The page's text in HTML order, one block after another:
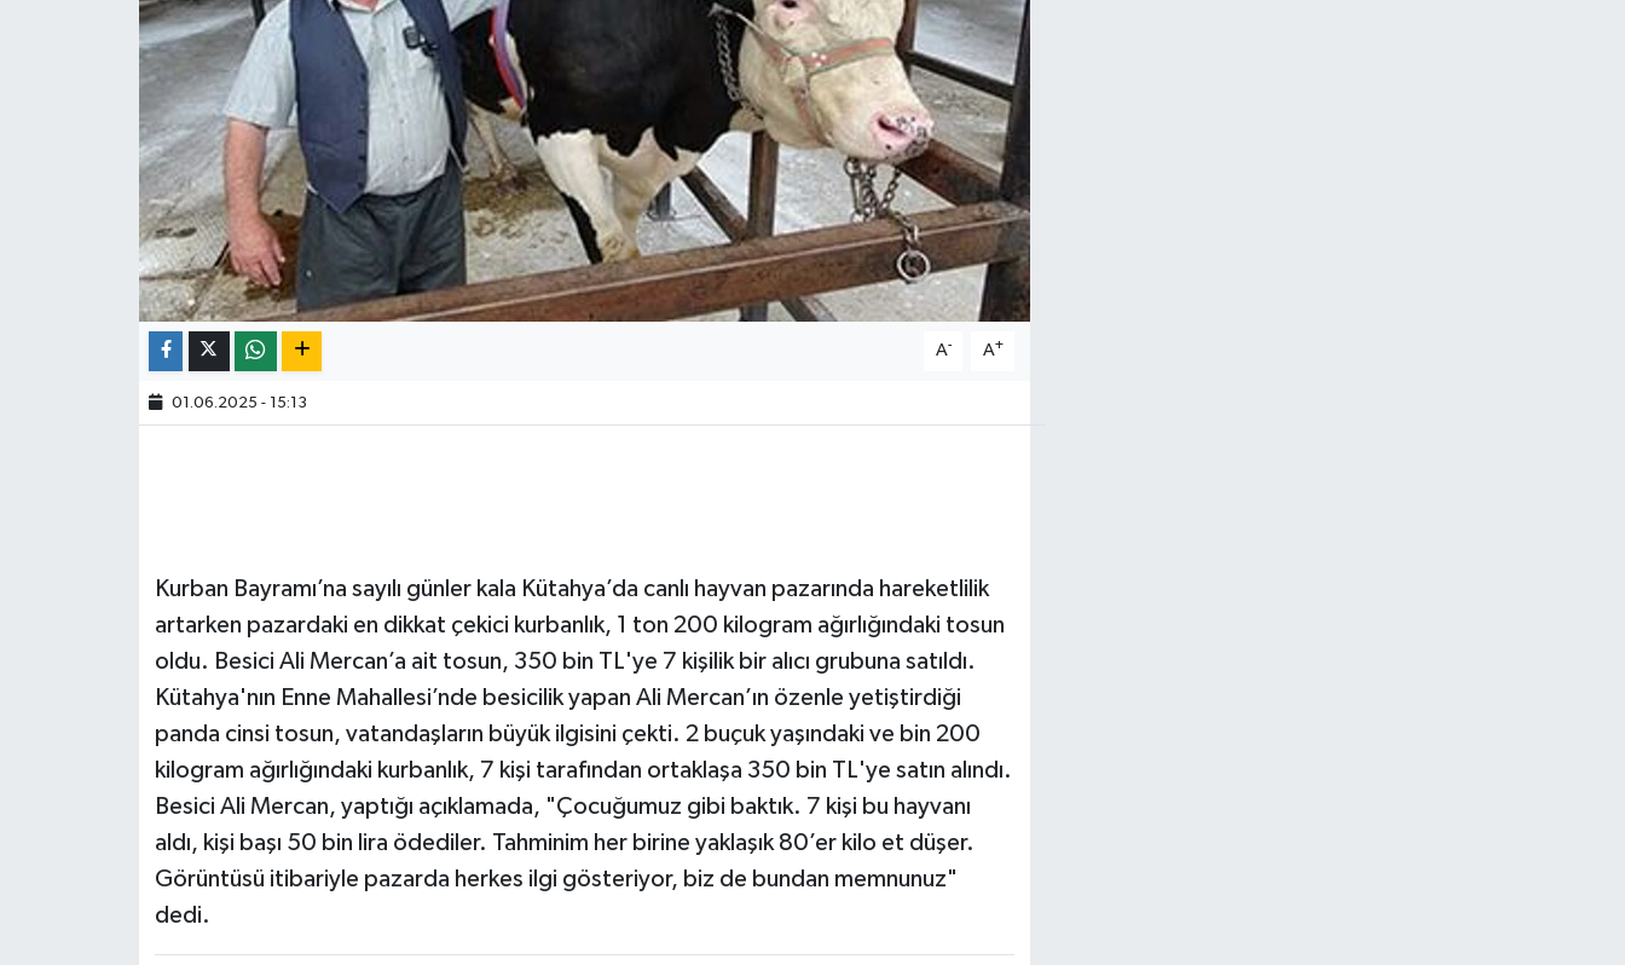
A- A+
01.06.2025 - 15:13
Kurban Bayramı’na sayılı günler kala Kütahya’da canlı hayvan pazarında hareketlilik
artarken pazardaki en dikkat çekici kurbanlık, 1 ton 200 kilogram ağırlığındaki tosun
oldu. Besici Ali Mercan’a ait tosun, 350 bin TL'ye 7 kişilik bir alıcı grubuna satıldı.
Kütahya'nın Enne Mahallesi’nde besicilik yapan Ali Mercan’ın özenle yetiştirdiği
panda cinsi tosun, vatandaşların büyük ilgisini çekti. 2 buçuk yaşındaki ve bin 200
kilogram ağırlığındaki kurbanlık, 7 kişi tarafından ortaklaşa 350 bin TL'ye satın alındı.
Besici Ali Mercan, yaptığı açıklamada, "Çocuğumuz gibi baktık. 7 kişi bu hayvanı
aldı, kişi başı 50 bin lira ödediler. Tahminim her birine yaklaşık 80’er kilo et düşer.
Görüntüsü itibariyle pazarda herkes ilgi gösteriyor, biz de bundan memnunuz"
dedi.